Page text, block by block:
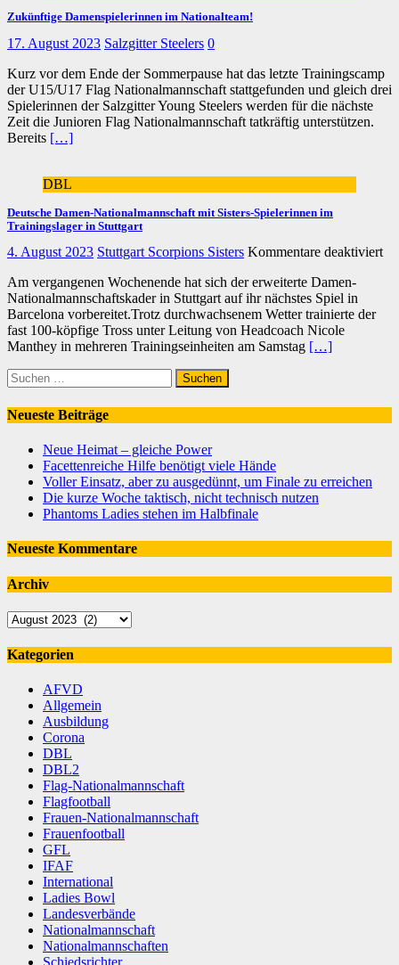
Zukünftige Damenspielerinnen im Nationalteam!
17. August 2023 Salzgitter Steelers 0
Kurz vor dem Ende der Sommerpause hat das letzte Trainingscamp
der U15/U17 Flag Nationalmannschaft stattgefunden und gleich drei
Spielerinnen der Salzgitter Young Steelers werden für die nächste
Zeit die Junioren Flag Nationalmannschaft tatkräftig unterstützen.
Bereits […]
DBL
Deutsche Damen-Nationalmannschaft mit Sisters-Spielerinnen im
Trainingslager in Stuttgart
4. August 2023 Stuttgart Scorpions Sisters Kommentare deaktiviertfür
Am vergangenen Wochenende hat sich der erweiterte Damen-
Nationalmannschaftskader in Stuttgart auf ihr nächstes Spiel in
Barcelona vorbereitet.Trotz durchwachsenem Wetter trainierte der
fast 100-köpfige Tross unter Leitung von Headcoach Nicole
Manthey in mehreren Trainingseinheiten am Samstag […]
Suchen
nach:
Neueste Beiträge
Neue Heimat – gleiche Power
Facettenreiche Hilfe benötigt viele Hände
Voller Einsatz, aber zu ausgedünnt, um Finale zu erreichen
Die kurze Woche taktisch, nicht technisch nutzen
Phantoms Ladies stehen im Halbfinale
Neueste Kommentare
Archiv
Archiv
Kategorien
AFVD
Allgemein
Ausbildung
Corona
DBL
DBL2
Flag-Nationalmannschaft
Flagfootball
Frauen-Nationalmannschaft
Frauenfootball
GFL
IFAF
International
Ladies Bowl
Landesverbände
Nationalmannschaft
Nationalmannschaften